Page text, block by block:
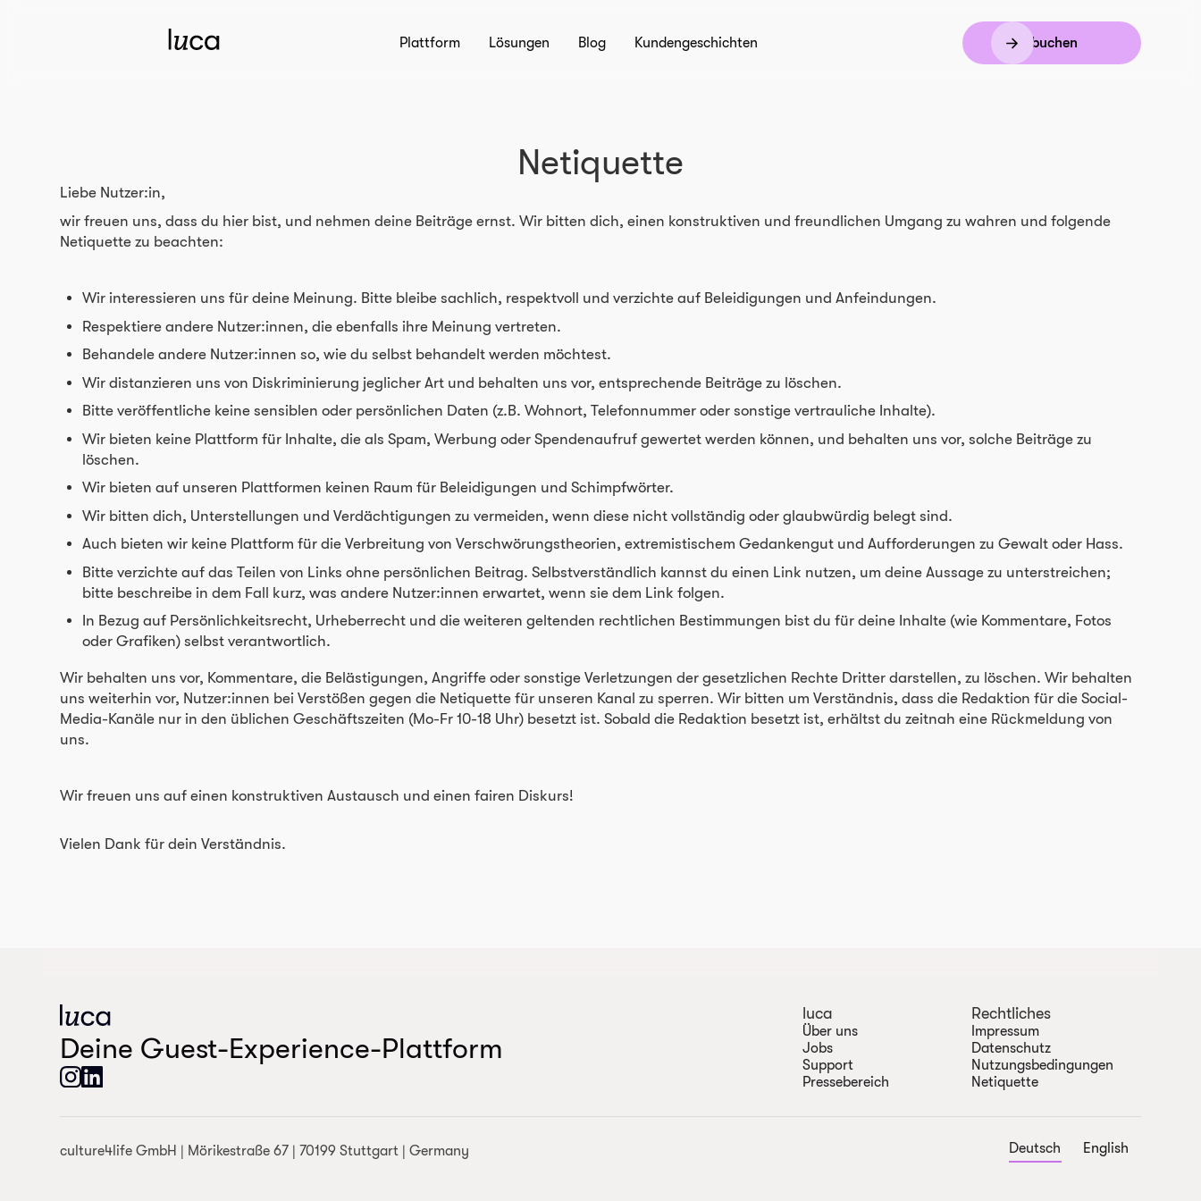
Plattform Lösungen Blog Kundengeschichten Demo buchen
Netiquette
Liebe Nutzer:in,
wir freuen uns, dass du hier bist, und nehmen deine Beiträge ernst. Wir bitten dich, einen konstruktiven und freundlichen Umgang zu wahren und folgende
Netiquette zu beachten:
Wir interessieren uns für deine Meinung. Bitte bleibe sachlich, respektvoll und verzichte auf Beleidigungen und Anfeindungen.
Respektiere andere Nutzer:innen, die ebenfalls ihre Meinung vertreten.
Behandele andere Nutzer:innen so, wie du selbst behandelt werden möchtest.
Wir distanzieren uns von Diskriminierung jeglicher Art und behalten uns vor, entsprechende Beiträge zu löschen.
Bitte veröffentliche keine sensiblen oder persönlichen Daten (z.B. Wohnort, Telefonnummer oder sonstige vertrauliche Inhalte).
Wir bieten keine Plattform für Inhalte, die als Spam, Werbung oder Spendenaufruf gewertet werden können, und behalten uns vor, solche Beiträge zu
löschen.
Wir bieten auf unseren Plattformen keinen Raum für Beleidigungen und Schimpfwörter.
Wir bitten dich, Unterstellungen und Verdächtigungen zu vermeiden, wenn diese nicht vollständig oder glaubwürdig belegt sind.
Auch bieten wir keine Plattform für die Verbreitung von Verschwörungstheorien, extremistischem Gedankengut und Aufforderungen zu Gewalt oder Hass.
Bitte verzichte auf das Teilen von Links ohne persönlichen Beitrag. Selbstverständlich kannst du einen Link nutzen, um deine Aussage zu unterstreichen;
bitte beschreibe in dem Fall kurz, was andere Nutzer:innen erwartet, wenn sie dem Link folgen.
In Bezug auf Persönlichkeitsrecht, Urheberrecht und die weiteren geltenden rechtlichen Bestimmungen bist du für deine Inhalte (wie Kommentare, Fotos
oder Grafiken) selbst verantwortlich.
Wir behalten uns vor, Kommentare, die Belästigungen, Angriffe oder sonstige Verletzungen der gesetzlichen Rechte Dritter darstellen, zu löschen. Wir behalten
uns weiterhin vor, Nutzer:innen bei Verstößen gegen die Netiquette für unseren Kanal zu sperren. Wir bitten um Verständnis, dass die Redaktion für die Social-
Media-Kanäle nur in den üblichen Geschäftszeiten (Mo-Fr 10-18 Uhr) besetzt ist. Sobald die Redaktion besetzt ist, erhältst du zeitnah eine Rückmeldung von
uns.
Wir freuen uns auf einen konstruktiven Austausch und einen fairen Diskurs!
Vielen Dank für dein Verständnis.
Deine Guest-Experience-Plattform
luca
Über uns
Jobs
Support
Pressebereich
Rechtliches
Impressum
Datenschutz
Nutzungsbedingungen
Netiquette
culture4life GmbH | Mörikestraße 67 | 70199 Stuttgart | Germany Deutsch English